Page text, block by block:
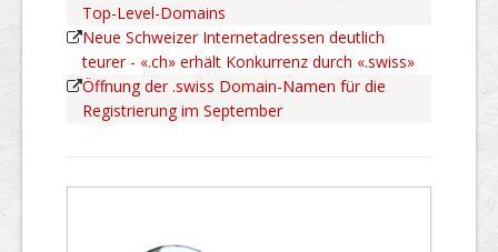
Top-Level-Domains
Neue Schweizer Internetadressen deutlich
teurer - «.ch» erhält Konkurrenz durch «.swiss»
Öffnung der .swiss Domain-Namen für die
Registrierung im September